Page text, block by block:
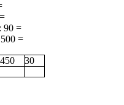
=
=
450 30